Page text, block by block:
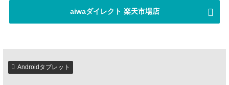
aiwaダイレクト 楽天市場店
Androidタブレット